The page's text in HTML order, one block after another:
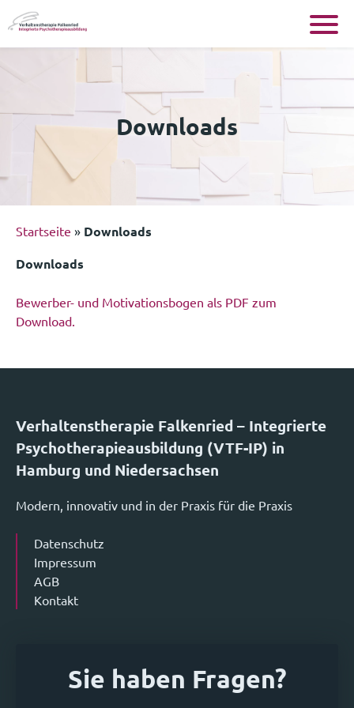
Downloads
Startseite » Downloads
Downloads
Bewerber- und Motivationsbogen als PDF zum
Download.
Verhaltenstherapie Falkenried – Integrierte
Psychotherapieausbildung (VTF-IP) in
Hamburg und Niedersachsen
Modern, innovativ und in der Praxis für die Praxis
Datenschutz
Impressum
AGB
Kontakt
Sie haben Fragen?